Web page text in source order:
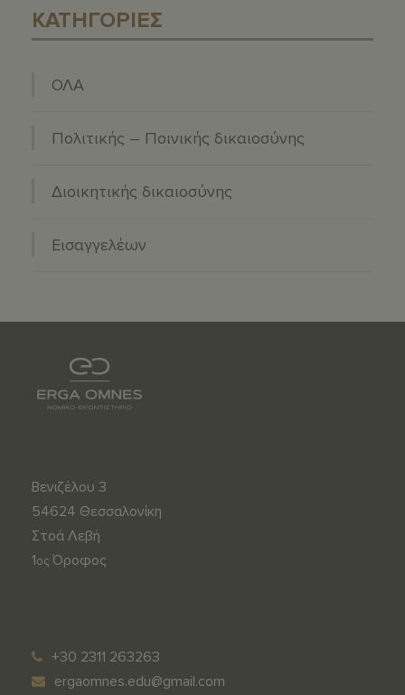
ΚΑΤΗΓΟΡΙΕΣ
ΟΛΑ
Πολιτικής – Ποινικής δικαιοσύνης
Διοικητικής δικαιοσύνης
Εισαγγελέων
Βενιζέλου 3
54624 Θεσσαλονίκη
Στοά Λεβή
1ος Όροφος
p
e
d
y
+30 2311 263263
ergaomnes.edu@gmail.com